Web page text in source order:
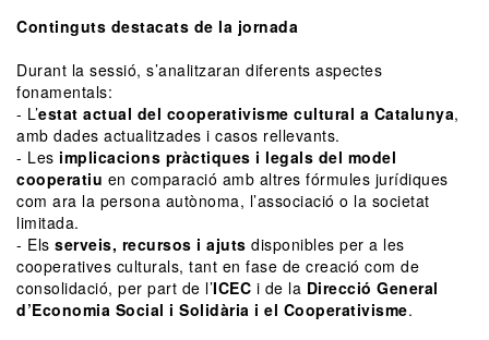
Continguts destacats de la jornada
Durant la sessió, s’analitzaran diferents aspectes
fonamentals:
- L’estat actual del cooperativisme cultural a Catalunya,
amb dades actualitzades i casos rellevants.
- Les implicacions pràctiques i legals del model
cooperatiu en comparació amb altres fórmules jurídiques
com ara la persona autònoma, l’associació o la societat
limitada.
- Els serveis, recursos i ajuts disponibles per a les
cooperatives culturals, tant en fase de creació com de
consolidació, per part de l’ICEC i de la Direcció General
d’Economia Social i Solidària i el Cooperativisme.